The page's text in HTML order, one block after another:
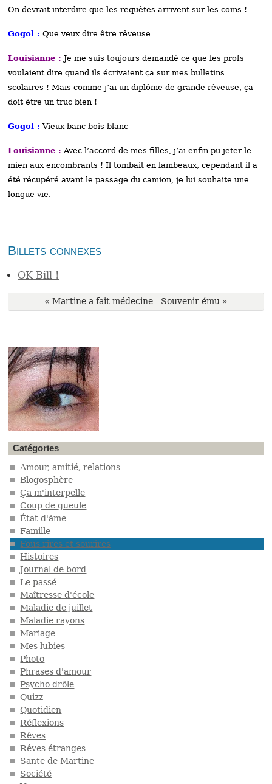
On devrait interdire que les requêtes arrivent sur les coms !
Gogol : Que veux dire être rêveuse
Louisianne : Je me suis toujours demandé ce que les profs
voulaient dire quand ils écrivaient ça sur mes bulletins
scolaires ! Mais comme j’ai un diplôme de grande rêveuse, ça
doit être un truc bien !
Gogol : Vieux banc bois blanc
Louisianne : Avec l’accord de mes filles, j’ai enfin pu jeter le
mien aux encombrants ! Il tombait en lambeaux, cependant il a
été récupéré avant le passage du camion, je lui souhaite une
longue vie.
Billets connexes
OK Bill !
« Martine a fait médecine - Souvenir ému »
Catégories
Amour, amitié, relations
Blogosphère
Ça m'interpelle
Coup de gueule
État d'âme
Famille
Fous rires et sourires
Histoires
Journal de bord
Le passé
Maîtresse d'école
Maladie de juillet
Maladie rayons
Mariage
Mes lubies
Photo
Phrases d'amour
Psycho drôle
Quizz
Quotidien
Réflexions
Rêves
Rêves étranges
Sante de Martine
Société